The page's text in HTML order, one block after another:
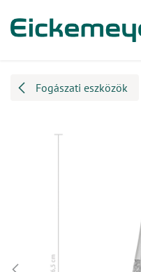
Fogászati eszközök